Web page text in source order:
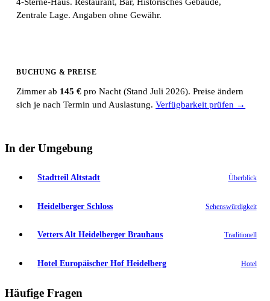
4-Sterne-Haus. Restaurant, Bar, Historisches Gebäude,
Zentrale Lage. Angaben ohne Gewähr.
BUCHUNG & PREISE
Zimmer ab 145 € pro Nacht (Stand Juli 2026). Preise ändern
sich je nach Termin und Auslastung.Verfügbarkeit prüfen →
In der Umgebung
Stadtteil Altstadt Überblick
Heidelberger Schloss Sehenswürdigkeit
Vetters Alt Heidelberger Brauhaus Traditionell
Hotel Europäischer Hof Heidelberg Hotel
Häufige Fragen